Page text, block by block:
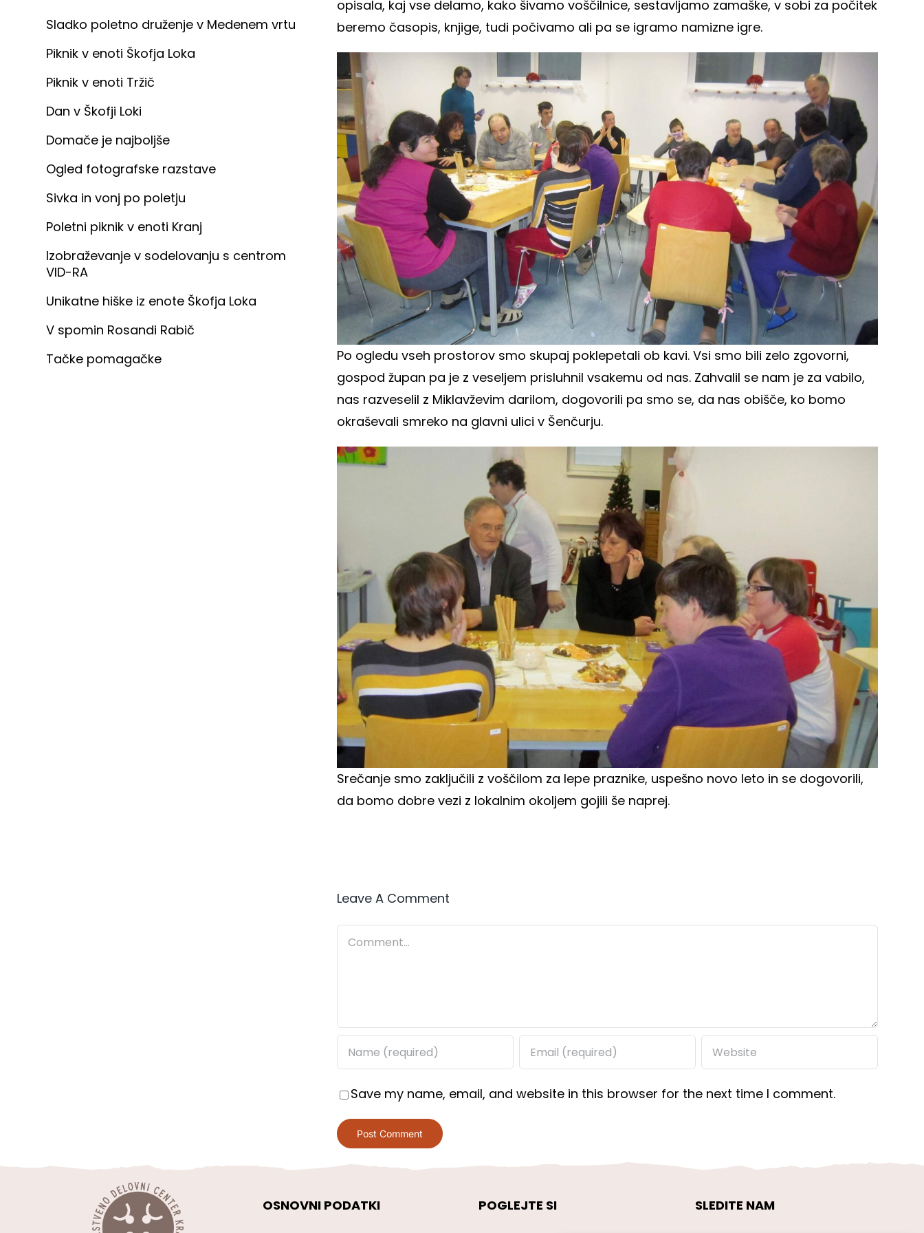
Sladko poletno druženje v Medenem vrtu
Piknik v enoti Škofja Loka
Piknik v enoti Tržič
Dan v Škofji Loki
Domače je najboljše
Ogled fotografske razstave
Sivka in vonj po poletju
Poletni piknik v enoti Kranj
Izobraževanje v sodelovanju s centrom
VID-RA
Unikatne hiške iz enote Škofja Loka
V spomin Rosandi Rabič
Tačke pomagačke
opisala, kaj vse delamo, kako šivamo voščilnice, sestavljamo zamaške, v sobi za počitek
beremo časopis, knjige, tudi počivamo ali pa se igramo namizne igre.
Po ogledu vseh prostorov smo skupaj poklepetali ob kavi. Vsi smo bili zelo zgovorni,
gospod župan pa je z veseljem prisluhnil vsakemu od nas. Zahvalil se nam je za vabilo,
nas razveselil z Miklavževim darilom, dogovorili pa smo se, da nas obišče, ko bomo
okraševali smreko na glavni ulici v Šenčurju.
Srečanje smo zaključili z voščilom za lepe praznike, uspešno novo leto in se dogovorili,
da bomo dobre vezi z lokalnim okoljem gojili še naprej.
Leave A Comment
Comment
Save my name, email, and website in this browser for the next time I comment.
OSNOVNI PODATKI POGLEJTE SI SLEDITE NAM